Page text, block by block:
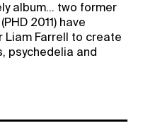
album... two former
2011) have
Liam Farrell to create
psychedelia and